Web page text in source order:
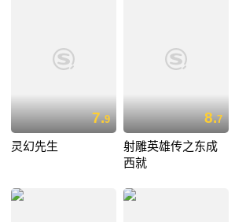
7.9
灵幻先生
8.7
射雕英雄传之东成
西就